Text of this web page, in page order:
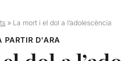
» La mort i el dol a l’adolescència
PARTIR D'ARA